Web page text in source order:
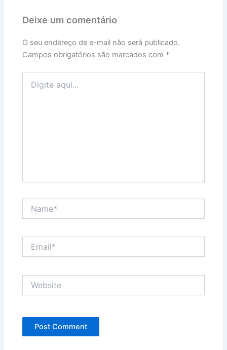
Deixe um comentário
O seu endereço de e-mail não será publicado.
Campos obrigatórios são marcados com *
aqui...